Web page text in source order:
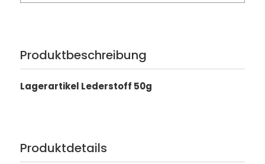
Produktbeschreibung
Lagerartikel Lederstoff 50g
Produktdetails